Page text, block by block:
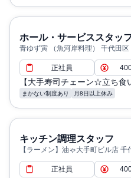
ホール・サービススタッ
青ゆず寅 （魚河岸料理） 千代田区
正社員
【大手寿司チェーン☆立ち食
まかない制度あり 月8日以上休み
キッチン調理スタッフ
【ラーメン】油ゃ大手町ビル店 千
正社員